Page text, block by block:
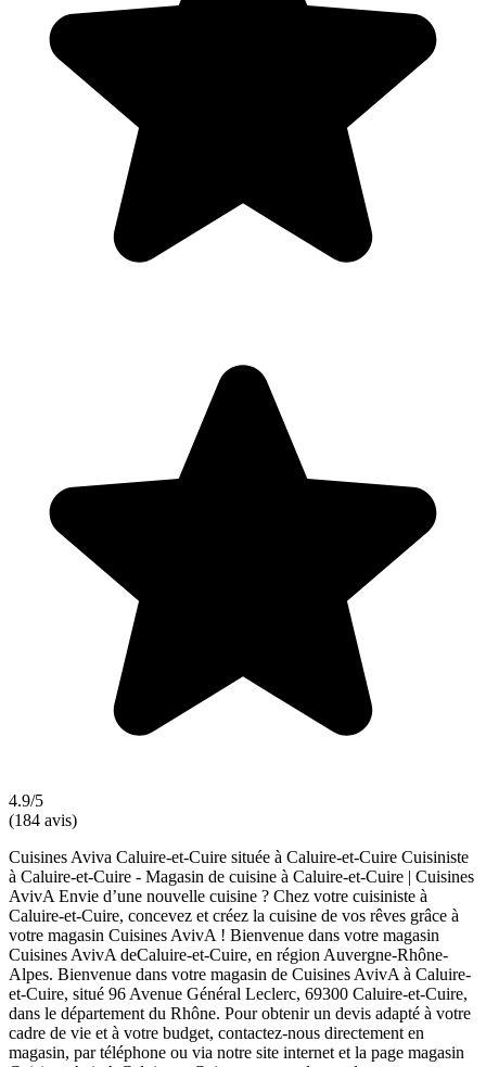
4.9/5
(184 avis)
Cuisines Aviva Caluire-et-Cuire située à Caluire-et-Cuire Cuisiniste
à Caluire-et-Cuire - Magasin de cuisine à Caluire-et-Cuire | Cuisines
AvivA Envie d’une nouvelle cuisine ? Chez votre cuisiniste à
Caluire-et-Cuire, concevez et créez la cuisine de vos rêves grâce à
votre magasin Cuisines AvivA ! Bienvenue dans votre magasin
Cuisines AvivA deCaluire-et-Cuire, en région Auvergne-Rhône-
Alpes. Bienvenue dans votre magasin de Cuisines AvivA à Caluire-
et-Cuire, situé 96 Avenue Général Leclerc, 69300 Caluire-et-Cuire,
dans le département du Rhône. Pour obtenir un devis adapté à votre
cadre de vie et à votre budget, contactez-nous directement en
magasin, par téléphone ou via notre site internet et la page magasin